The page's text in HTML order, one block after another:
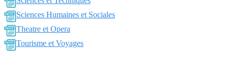
Sciences Humaines et Sociales
Theatre et Opera
Tourisme et Voyages